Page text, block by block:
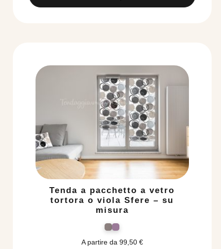
Tenda a pacchetto a vetro
tortora o viola Sfere – su
misura
A partire da 99,50 €